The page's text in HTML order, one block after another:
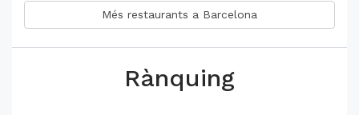
Més restaurants a Barcelona
Rànquing